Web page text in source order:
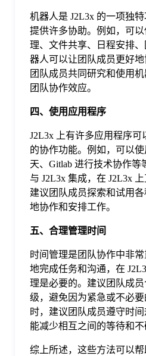
机器人是 J2L3x 的一项独
提供许多协助。例如，可
理、文件共享、日程安排
器人可以让团队成员更好
团队成员共同研究和使用
团队协作效应。
四、使用应用程序
J2L3x 上有许多应用程序
的协作功能。例如，可以使
天、Gitlab 进行技术协作
与 J2L3x 集成，在 J2L3x
建议团队成员探索和试用
地协作和安排工作。
五、合理管理时间
时间管理是团队协作中非
地完成任务和沟通，在
理是必要的。建议团队成
级，避免因为紧急或不必
时，建议团队成员遵守时
能减少相互之间的等待和不
综上所述，这些方法可以